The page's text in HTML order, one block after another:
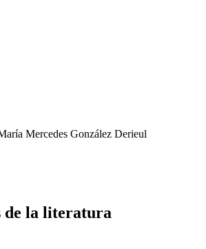
Mercedes González Derieul
de la literatura